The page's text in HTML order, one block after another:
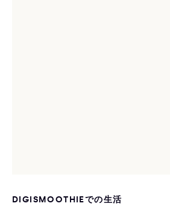
DIGISMOOTHIEでの生活